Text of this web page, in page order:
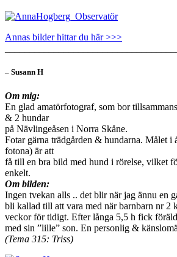
Annas bilder hittar du här >>>
– Susann H
Om mig:
En glad amatörfotograf, som bor
& 2 hundar
på Nävlingeåsen i Norra Skåne.
Fotar gärna trädgården & hundarna. Målet i
fotona) är att
få till en bra bild med hund i rörelse, vilket
enkelt.
Om bilden:
Ingen tvekan alls .. det blir när jag ännu en
bli kallad till att vara med när barnbarn nr 2
veckor för tidigt. Efter långa 5,5 h fick
med sin ”lille” son. En personlig &
(Tema 315: Triss)